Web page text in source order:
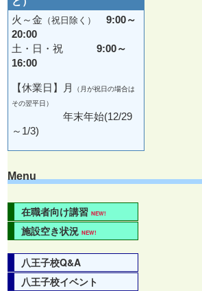
火～金 （祝日除く）
9:00～
20:00
土・日・祝 9:00～
16:00
【休業日】月
（月が祝日の場合は
その翌平日）
年末年始(12/29
～1/3)
Menu
在職者向け講習 NEW!
施設空き状況 NEW!
八王子校Q&A
八王子校イベント